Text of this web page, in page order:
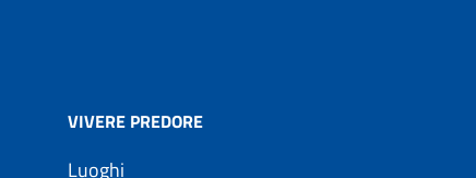
VIVERE PREDORE
Luoghi